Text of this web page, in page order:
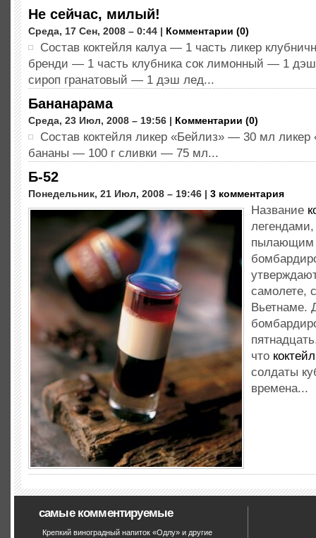
Не сейчас, милый!
Среда, 17 Сен, 2008 – 0:44 | Комментарии (0)
Состав коктейля калуа — 1 часть ликер
бренди — 1 часть клубника сок лимонный — 1
сироп гранатовый — 1 дэш лед...
Бананарама
Среда, 23 Июл, 2008 – 19:56 | Комментарии (0)
Состав коктейля ликер «Бейлиз» — 30 мл
бананы — 100 г сливки — 75 мл...
Б-52
Понедельник, 21 Июл, 2008 – 19:46 | 3 комментария
Название
пылающим
самолете,
Вьетнаме.
что
солдаты
времена...
самые комментируемые
Крепкий виноградный напиток «Одлу» и другие